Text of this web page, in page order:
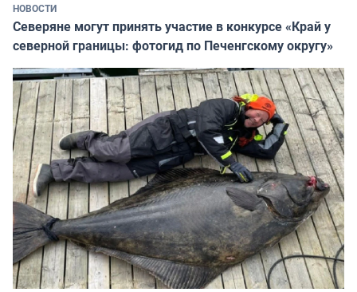
НОВОСТИ
Северяне могут принять участие в конкурсе «Край у
северной границы: фотогид по Печенгскому округу»